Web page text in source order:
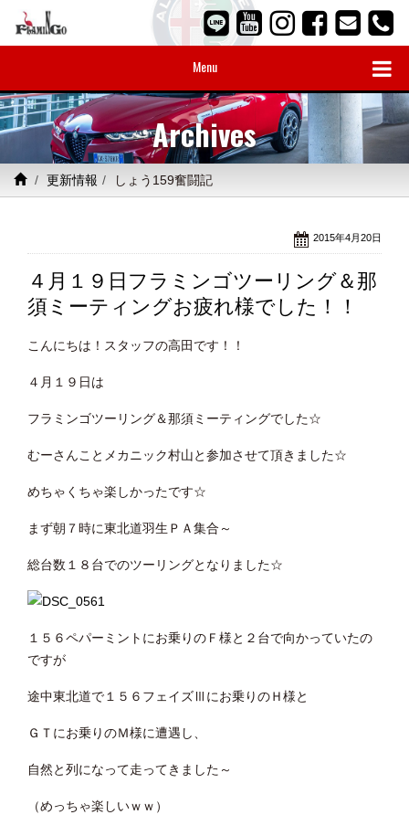
Menu
Archives
更新情報 しょう159奮闘記
2015年4月20日
４月１９日フラミンゴツーリング＆那
須ミーティングお疲れ様でした！！
こんにちは！スタッフの高田です！！
４月１９日は
フラミンゴツーリング＆那須ミーティングでした☆
むーさんことメカニック村山と参加させて頂きました☆
めちゃくちゃ楽しかったです☆
まず朝７時に東北道羽生ＰＡ集合～
総台数１８台でのツーリングとなりました☆
１５６ペパーミントにお乗りのＦ様と２台で向かっていたの
ですが
途中東北道で１５６フェイズⅢにお乗りのＨ様と
ＧＴにお乗りのＭ様に遭遇し、
自然と列になって走ってきました～
（めっちゃ楽しいｗｗ）